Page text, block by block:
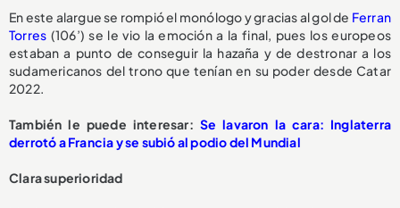
En este alargue se rompió el monólogo y gracias al gol de Ferran
Torres (106’) se le vio la emoción a la final, pues los europeos
estaban a punto de conseguir la hazaña y de destronar a los
sudamericanos del trono que tenían en su poder desde Catar
2022.
También le puede interesar: Se lavaron la cara: Inglaterra
derrotó a Francia y se subió al podio del Mundial
Clara superioridad